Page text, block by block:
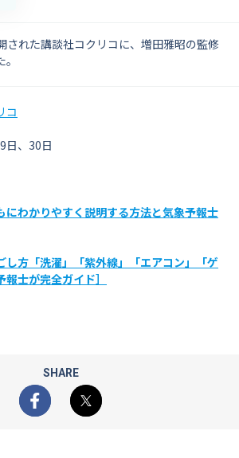
された講談社コクリコに、増田雅昭の監修
コ
日、30日
にわかりやすく説明する方法と気象予報士
し方「洗濯」「紫外線」「エアコン」「ゲ
士が完全ガイド］
SHARE
Facebook
X